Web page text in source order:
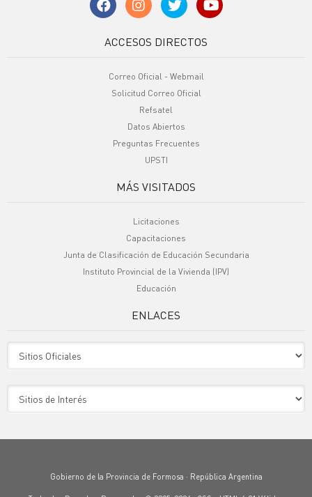
ACCESOS DIRECTOS
Correo Oficial - Webmail
Solicitud Correo Oficial
Refsatel
Datos Abiertos
Preguntas Frecuentes
UPSTI
MÁS VISITADOS
Licitaciones
Capacitaciones
Junta de Clasificación de Educación Secundaria
Instituto Provincial de la Vivienda (IPV)
Educación
ENLACES
Gobierno de la Provincia de Formosa · República Argentina